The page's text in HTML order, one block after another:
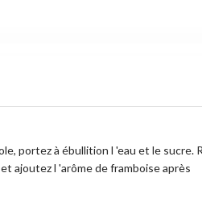
portez à ébullition l 'eau et le sucre.
ajoutez l 'arôme de framboise après